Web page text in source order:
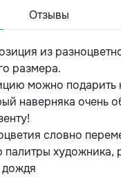
Отзывы
из
размера.
можно подарить
наверняка очень
словно
художника,
дождя